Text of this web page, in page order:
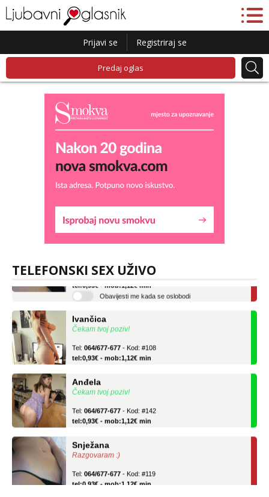
Prijavi se Registriraj se
Predaj oglas
TELEFONSKI SEX UŽIVO
Tel: 064/677-677
- Kod: #119
Obavijesti me kada se oslobodi
Ivančica
Čekam tvoj poziv!
tel:0,93€ - mob:1,12€ min
Anđela
Čekam tvoj poziv!
tel:0,93€ - mob:1,12€ min
Snježana
Razgovaram :)
tel:0,93€ - mob:1,12€ min